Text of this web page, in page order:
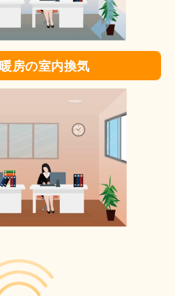
房の室内換気